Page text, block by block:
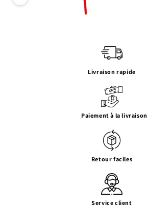
Livraison rapide
Paiement à la livraison
Retour faciles
Service client